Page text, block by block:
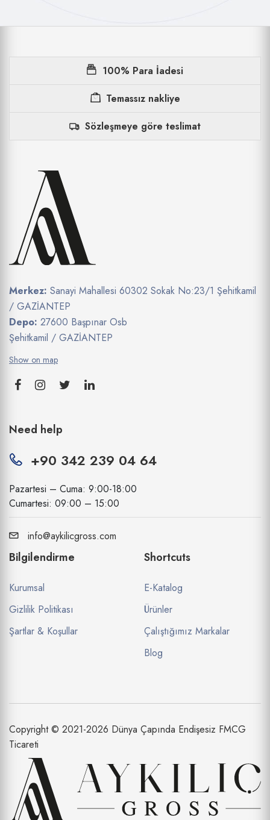
100% Para İadesi
Temassız nakliye
Sözleşmeye göre teslimat
Merkez: Sanayi Mahallesi 60302 Sokak No:23/1 Şehitkamil
/ GAZİANTEP
Depo: 27600 Başpınar Osb
Şehitkamil / GAZİANTEP
Show on map
Need help
+90 342 239 04 64
Pazartesi – Cuma: 9:00-18:00
Cumartesi: 09:00 – 15:00
info@aykilicgross.com
Bilgilendirme
Kurumsal
Gizlilik Politikası
Şartlar & Koşullar
Shortcuts
E-Katalog
Ürünler
Çalıştığımız Markalar
Blog
Copyright © 2021-2026 Dünya Çapında Endişesiz FMCG
Ticareti